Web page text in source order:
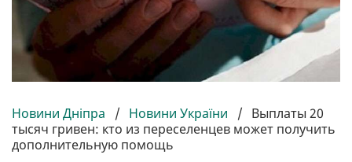
Новини Дніпра / Новини України / Выплаты 20
тысяч гривен: кто из переселенцев может получить
дополнительную помощь